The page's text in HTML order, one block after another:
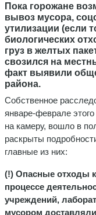
Пока горожане
вывоз мусора,
утилизации (если
биологических
груз в желтых
свозился на
факт выявили
района.
Собственное
январе-феврале
на камеру, вошло в
раскрыты
главные из них:
(!) Опасные отходы
процессе
учреждений,
мусором